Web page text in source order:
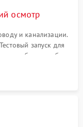
осмотр
и канализации.
запуск для
или сбоев в работе